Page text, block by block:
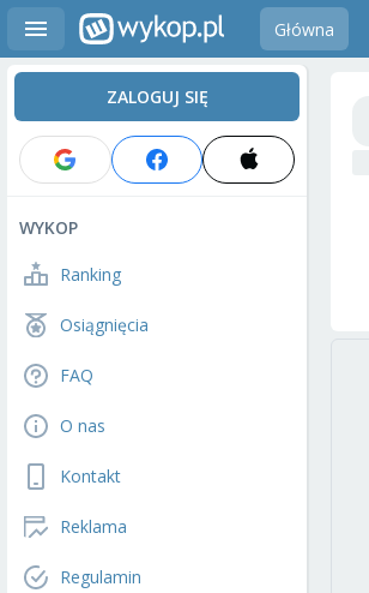
Główna
ZALOGUJ SIĘ
WYKOP
Ranking
Osiągnięcia
FAQ
O nas
Kontakt
Reklama
Regulamin